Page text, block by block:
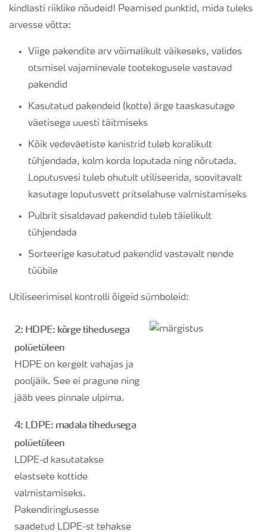
kindlasti riiklike nõudeid! Peamised punktid, mida tuleks
arvesse võtta:
Viige pakendite arv võimalikult väikeseks, valides
otsmisel vajaminevale tootekogusele vastavad
pakendid
Kasutatud pakendeid (kotte) ärge taaskasutage
väetisega uuesti täitmiseks
Kõik vedeväetiste kanistrid tuleb koralikult
tühjendada, kolm korda loputada ning nõrutada.
Loputusvesi tuleb ohutult utiliseerida, soovitavalt
kasutage loputusvett pritselahuse valmistamiseks
Pulbrit sisaldavad pakendid tuleb täielikult
tühjendada
Sorteerige kasutatud pakendid vastavalt nende
tüübile
Utiliseerimisel kontrolli õigeid sümboleid:
2: HDPE: kõrge tihedusega
polüetüleen
HDPE on kergelt vahajas ja
pooljäik. See ei pragune ning
jääb vees pinnale ulpima.
4: LDPE: madala tihedusega
polüetüleen
LDPE-d kasutatakse
elastsete kottide
valmistamiseks.
Pakendiringlusesse
saadetud LDPE-st tehakse